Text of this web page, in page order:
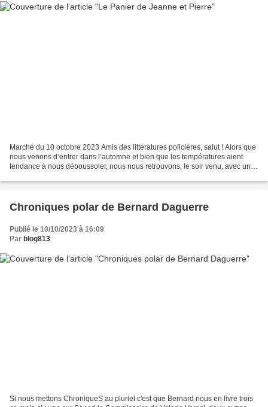
Marché du 10 octobre 2023 Amis des littératures policières, salut ! Alors que
nous venons d’entrer dans l’automne et bien que les températures aient
tendance à nous déboussoler, nous nous retrouvons, le soir venu, avec un
Chroniques polar de Bernard Daguerre
Publié le 10/10/2023 à 16:09
Par blog813
Si nous mettons ChroniqueS au pluriel c'est que Bernard nous en livre trois